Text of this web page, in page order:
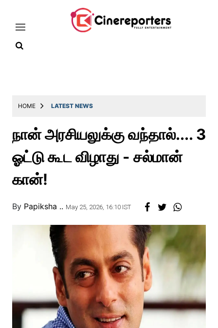
Latest
Throwback
Television
Reviews
Story
HOME LATEST NEWS
நான் அரசியலுக்கு வந்தால்.... 3
ஓட்டு கூட விழாது - சல்மான்
கான்!
By Papiksha .. May 25, 2026, 16:10 IST